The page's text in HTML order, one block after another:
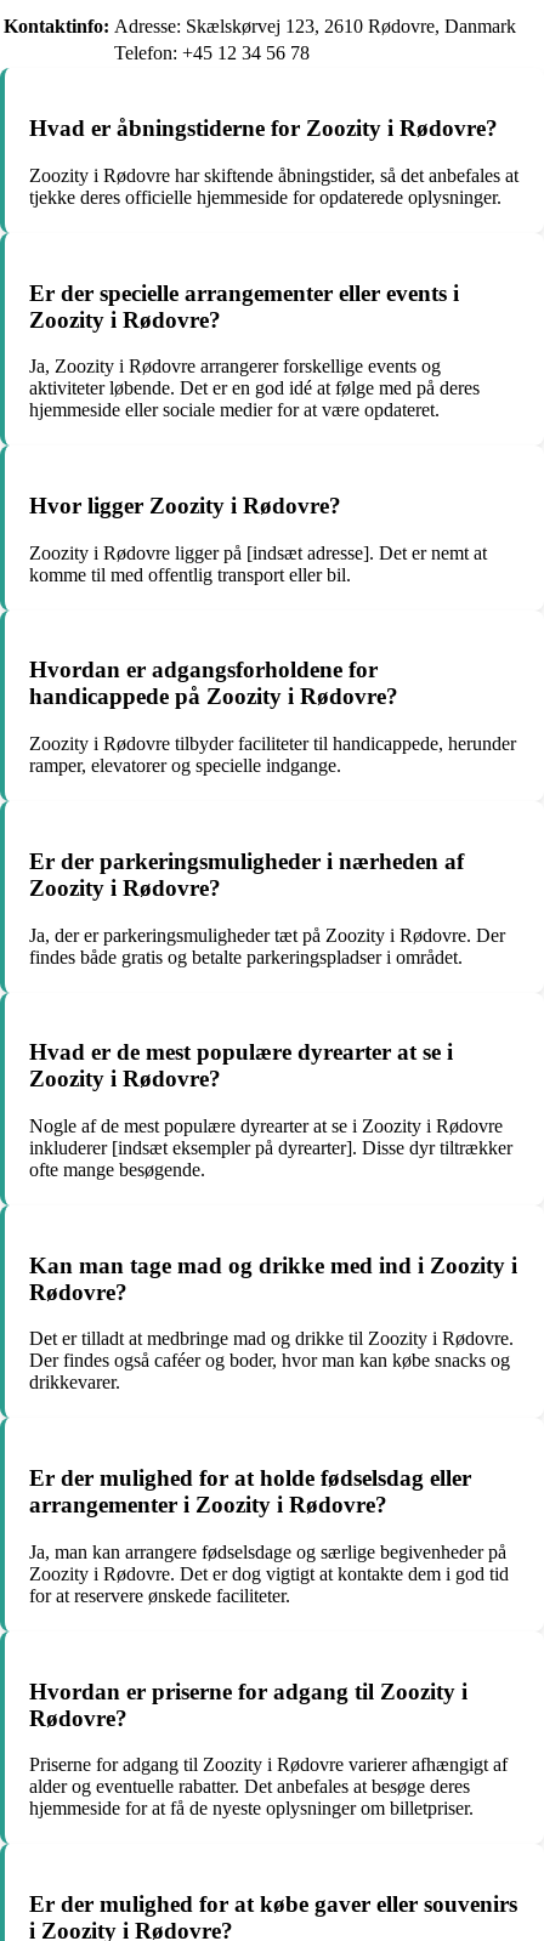
Kontaktinfo: Adresse: Skælskørvej 123, 2610 Rødovre, Danmark
Telefon: +45 12 34 56 78
Hvad er åbningstiderne for Zoozity i Rødovre?
Zoozity i Rødovre har skiftende åbningstider, så det anbefales at
tjekke deres officielle hjemmeside for opdaterede oplysninger.
Er der specielle arrangementer eller events i
Zoozity i Rødovre?
Ja, Zoozity i Rødovre arrangerer forskellige events og
aktiviteter løbende. Det er en god idé at følge med på deres
hjemmeside eller sociale medier for at være opdateret.
Hvor ligger Zoozity i Rødovre?
Zoozity i Rødovre ligger på [indsæt adresse]. Det er nemt at
komme til med offentlig transport eller bil.
Hvordan er adgangsforholdene for
handicappede på Zoozity i Rødovre?
Zoozity i Rødovre tilbyder faciliteter til handicappede, herunder
ramper, elevatorer og specielle indgange.
Er der parkeringsmuligheder i nærheden af
Zoozity i Rødovre?
Ja, der er parkeringsmuligheder tæt på Zoozity i Rødovre. Der
findes både gratis og betalte parkeringspladser i området.
Hvad er de mest populære dyrearter at se i
Zoozity i Rødovre?
Nogle af de mest populære dyrearter at se i Zoozity i Rødovre
inkluderer [indsæt eksempler på dyrearter]. Disse dyr tiltrækker
ofte mange besøgende.
Kan man tage mad og drikke med ind i Zoozity i
Rødovre?
Det er tilladt at medbringe mad og drikke til Zoozity i Rødovre.
Der findes også caféer og boder, hvor man kan købe snacks og
drikkevarer.
Er der mulighed for at holde fødselsdag eller
arrangementer i Zoozity i Rødovre?
Ja, man kan arrangere fødselsdage og særlige begivenheder på
Zoozity i Rødovre. Det er dog vigtigt at kontakte dem i god tid
for at reservere ønskede faciliteter.
Hvordan er priserne for adgang til Zoozity i
Rødovre?
Priserne for adgang til Zoozity i Rødovre varierer afhængigt af
alder og eventuelle rabatter. Det anbefales at besøge deres
hjemmeside for at få de nyeste oplysninger om billetpriser.
Er der mulighed for at købe gaver eller souvenirs
i Zoozity i Rødovre?